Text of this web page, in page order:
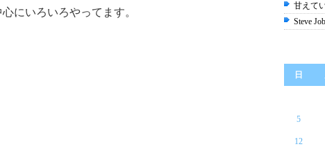
にいろいろやってます。
甘えて
Steve
日
5
12